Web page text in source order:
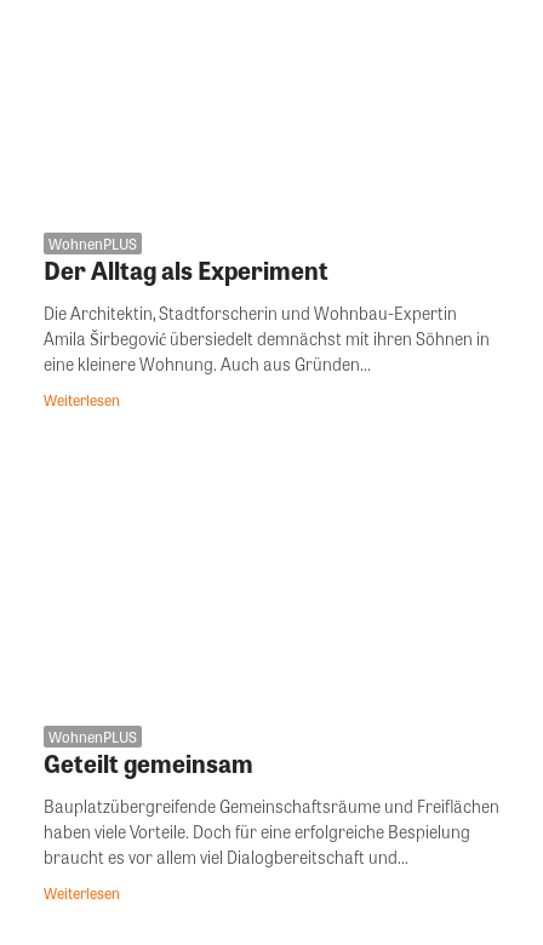
WohnenPLUS
Der Alltag als Experiment
Die Architektin, Stadtforscherin und Wohnbau-Expertin
Amila Širbegović übersiedelt demnächst mit ihren Söhnen in
eine kleinere Wohnung. Auch aus Gründen...
Weiterlesen
WohnenPLUS
Geteilt gemeinsam
Bauplatzübergreifende Gemeinschaftsräume und Freiflächen
haben viele Vorteile. Doch für eine erfolgreiche Bespielung
braucht es vor allem viel Dialogbereitschaft und...
Weiterlesen